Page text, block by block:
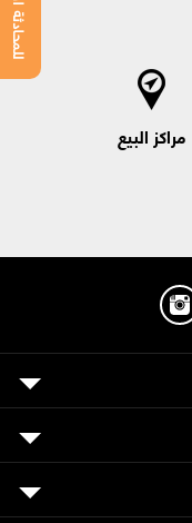
مراكز البيع